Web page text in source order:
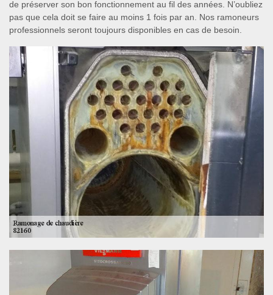
de préserver son bon fonctionnement au fil des années. N’oubliez
pas que cela doit se faire au moins 1 fois par an. Nos ramoneurs
professionnels seront toujours disponibles en cas de besoin.